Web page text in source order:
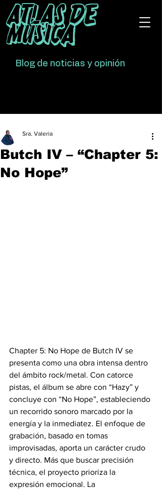
Atlas De
Música
Blog de noticias y opinión
Butch IV – “Chapter 5:
No Hope”
Sra. Valeria
Chapter 5: No Hope de Butch IV se
presenta como una obra intensa dentro
del ámbito rock/metal. Con catorce
pistas, el álbum se abre con “Hazy” y
concluye con “No Hope”, estableciendo
un recorrido sonoro marcado por la
energía y la inmediatez. El enfoque de
grabación, basado en tomas
improvisadas, aporta un carácter crudo
y directo. Más que buscar precisión
técnica, el proyecto prioriza la
expresión emocional. La